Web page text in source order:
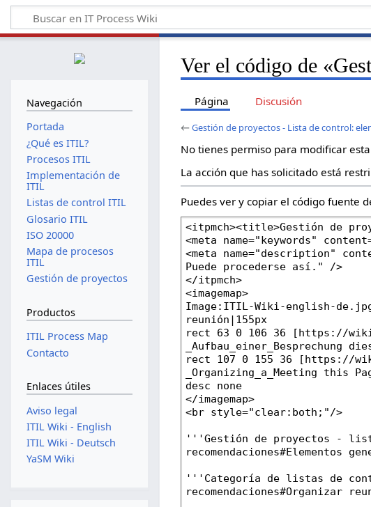
Ver el código de
Página Discusión
←Gestión de proyectos - Lista de control:
No tienes permiso para modificar
La acción que has solicitado está
Puedes ver y copiar el código fuente
Navegación
Portada
¿Qué es ITIL?
Procesos ITIL
Implementación de
ITIL
Listas de control ITIL
Glosario ITIL
ISO 20000
Mapa de procesos
ITIL
Gestión de proyectos
Productos
ITIL Process Map
Contacto
Enlaces útiles
Aviso legal
ITIL Wiki - English
ITIL Wiki - Deutsch
YaSM Wiki